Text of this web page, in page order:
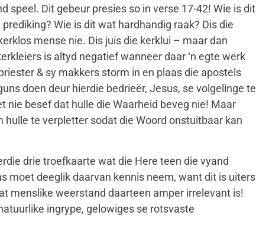
speel. Dit gebeur presies so in verse 17-42! Wie is dit
Wie is dit wat hardhandig raak? Dis die
mense nie. Dis juis die kerklui – maar dan
is altyd negatief wanneer daar ‘n egte werk
& sy makkers storm in en plaas die apostels
doen deur hierdie bedrieër, Jesus, se volgelinge te
nie besef dat hulle die Waarheid beveg nie! Maar
te verpletter sodat die Woord onstuitbaar kan
drie troefkaarte wat die Here teen die vyand
moet deeglik daarvan kennis neem, want dit is uiters
menslike weerstand daarteen amper irrelevant is!
ingrype, gelowiges se rotsvaste